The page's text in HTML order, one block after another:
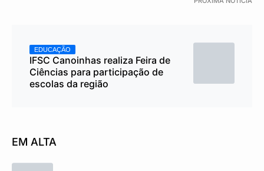
EDUCAÇÃO
IFSC Canoinhas realiza Feira de
Ciências para participação de
escolas da região
EM ALTA